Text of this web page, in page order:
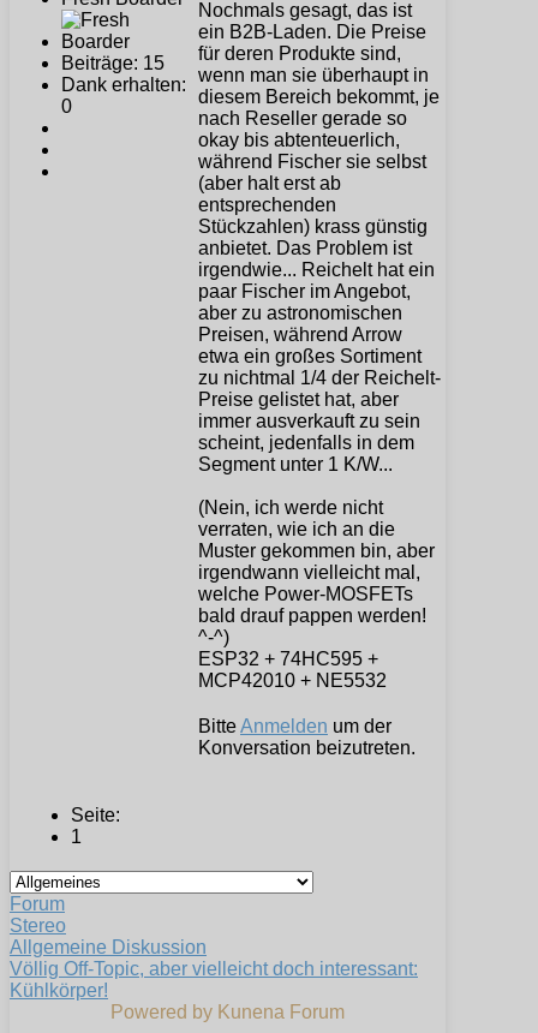
Beiträge: 15
Dank erhalten:
0
Nochmals gesagt, das ist
ein B2B-Laden. Die Preise
für deren Produkte sind,
wenn man sie überhaupt in
diesem Bereich bekommt, je
nach Reseller gerade so
okay bis abtenteuerlich,
während Fischer sie selbst
(aber halt erst ab
entsprechenden
Stückzahlen) krass günstig
anbietet. Das Problem ist
irgendwie... Reichelt hat ein
paar Fischer im Angebot,
aber zu astronomischen
Preisen, während Arrow
etwa ein großes Sortiment
zu nichtmal 1/4 der Reichelt-
Preise gelistet hat, aber
immer ausverkauft zu sein
scheint, jedenfalls in dem
Segment unter 1 K/W...
(Nein, ich werde nicht
verraten, wie ich an die
Muster gekommen bin, aber
irgendwann vielleicht mal,
welche Power-MOSFETs
bald drauf pappen werden!
^-^)
ESP32 + 74HC595 +
MCP42010 + NE5532
BitteAnmelden um der
Konversation beizutreten.
Seite:
1
Forum
Stereo
Allgemeine Diskussion
Völlig Off-Topic, aber vielleicht doch interessant:
Kühlkörper!
Powered by Kunena Forum